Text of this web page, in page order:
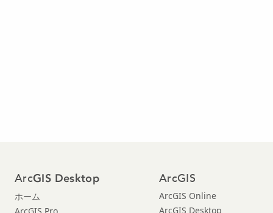
ArcGIS Desktop
ホーム
ArcGIS
ArcGIS Online
ArcGIS Desktop